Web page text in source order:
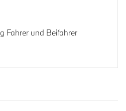
Fahrer und Beifahrer